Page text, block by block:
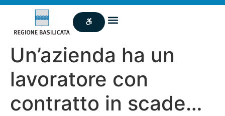
Un’azienda ha un
lavoratore con
contratto in scade…